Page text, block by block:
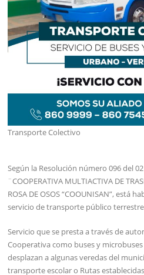
Transporte Colectivo
Según la Resolución número 096 del
¨COOPERATIVA MULTIACTIVA DE
ROSA DE OSOS “COOUNISAN”, está
servicio de transporte público
Servicio que se presta a través de
Cooperativa como buses y
desplazan a algunas veredas del
transporte escolar o Rutas